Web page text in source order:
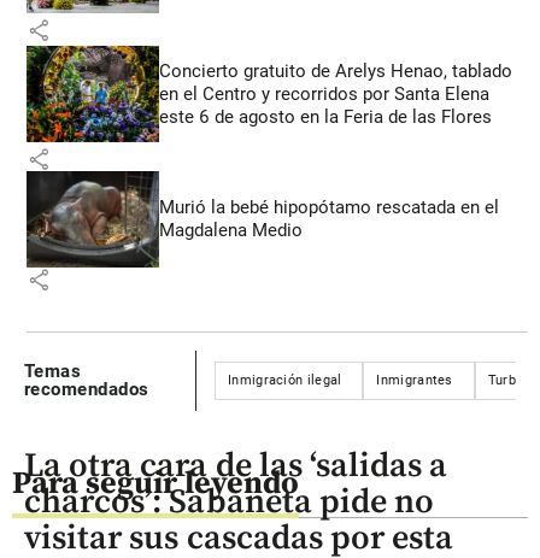
share
Concierto gratuito de Arelys Henao, tablado
en el Centro y recorridos por Santa Elena
este 6 de agosto en la Feria de las Flores
share
Murió la bebé hipopótamo rescatada en el
Magdalena Medio
share
Temas
recomendados
Inmigración ilegal Inmigrantes Turbo
Para seguir leyendo
La otra cara de las ‘salidas a
charcos’: Sabaneta pide no
visitar sus cascadas por esta